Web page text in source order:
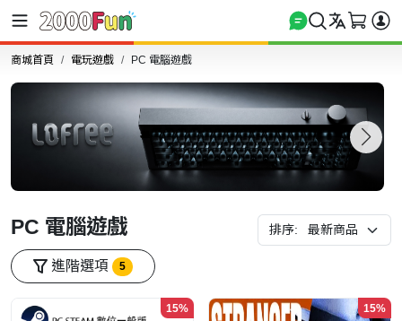
商城首頁 電玩遊戲 PC 電腦遊戲
PC 電腦遊戲 排序:
進階選項 5
15% 15%